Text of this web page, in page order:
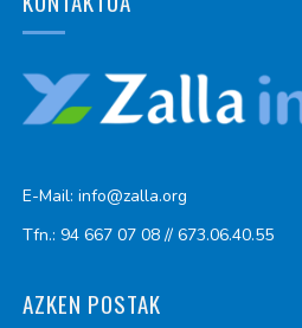
E-Mail: info@zalla.org
Tfn.: 94 667 07 08 // 673.06.40.55
AZKEN POSTAK